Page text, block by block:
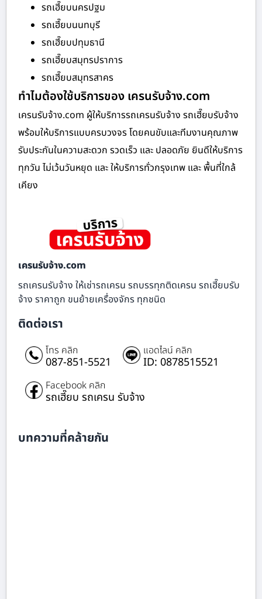
รถเฮี๊ยบนครปฐม
รถเฮี๊ยบนนทบุรี
รถเฮี๊ยบปทุมธานี
รถเฮี๊ยบสมุทรปราการ
รถเฮี๊ยบสมุทรสาคร
ทำไมต้องใช้บริการของ เครนรับจ้าง.com
เครนรับจ้าง.com ผู้ให้บริการรถเครนรับจ้าง รถเฮี๊ยบรับจ้าง
พร้อมให้บริการแบบครบวงจร โดยคนขับและทีมงานคุณภาพ
รับประกันในความสะดวก รวดเร็ว และ ปลอดภัย ยินดีให้บริการ
ทุกวัน ไม่เว้นวันหยุด และ ให้บริการทั่วกรุงเทพ และ พื้นที่ใกล้
เคียง
เครนรับจ้าง.com
รถเครนรับจ้าง ให้เช่ารถเครน รถบรรทุกติดเครน รถเฮี๊ยบรับ
จ้าง ราคาถูก ขนย้ายเครื่องจักร ทุกชนิด
ติดต่อเรา
โทร คลิก
087-851-5521
แอดไลน์ คลิก
ID: 0878515521
Facebook คลิก
รถเฮี๊ยบ รถเครน รับจ้าง
บทความที่คล้ายกัน